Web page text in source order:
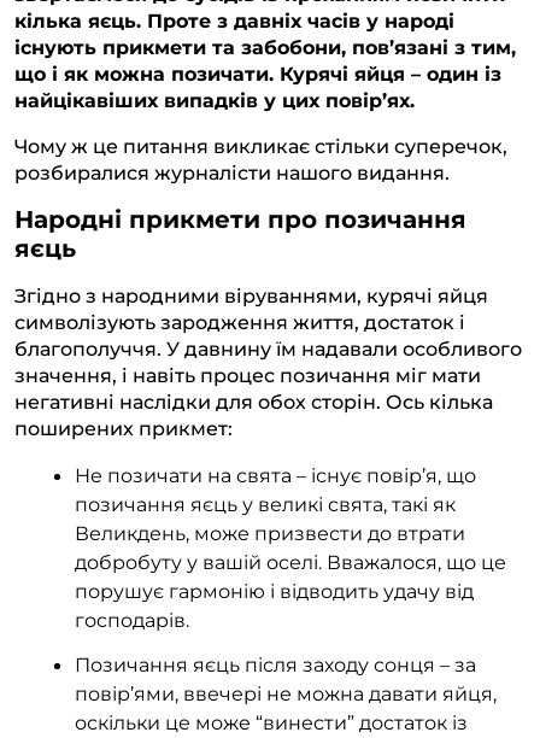
r
a
m
o
o
k
A
p
p
i
n
k
кілька яєць. Проте з давніх часів у народі
існують прикмети та забобони, пов’язані з тим,
що і як можна позичати. Курячі яйця – один із
найцікавіших випадків у цих повір’ях.
Чому ж це питання викликає стільки суперечок,
розбиралися журналісти нашого видання.
Народні прикмети про позичання
яєць
Згідно з народними віруваннями, курячі яйця
символізують зародження життя, достаток і
благополуччя. У давнину їм надавали особливого
значення, і навіть процес позичання міг мати
негативні наслідки для обох сторін. Ось кілька
поширених прикмет:
Не позичати на свята – існує повір’я, що
позичання яєць у великі свята, такі як
Великдень, може призвести до втрати
добробуту у вашій оселі. Вважалося, що це
порушує гармонію і відводить удачу від
господарів.
Позичання яєць після заходу сонця – за
повір’ями, ввечері не можна давати яйця,
оскільки це може “винести” достаток із